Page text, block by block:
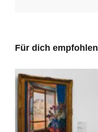
Für dich empfohlen